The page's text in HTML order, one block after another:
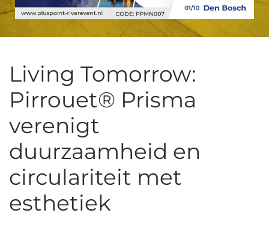
Living Tomorrow:
Pirrouet® Prisma
verenigt
duurzaamheid en
circulariteit met
esthetiek